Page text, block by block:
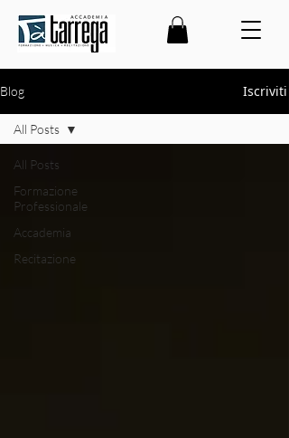
Blog Iscriviti
All Posts
Formazione
Professionale
Accademia
Recitazione
All Posts